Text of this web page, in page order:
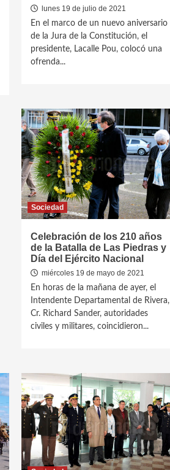
lunes 19 de julio de 2021
En el marco de un nuevo aniversario
de la Jura de la Constitución, el
presidente, Lacalle Pou, colocó una
ofrenda...
Sociedad
Celebración de los 210 años
de la Batalla de Las Piedras y
Día del Ejército Nacional
miércoles 19 de mayo de 2021
En horas de la mañana de ayer, el
Intendente Departamental de Rivera,
Cr. Richard Sander, autoridades
civiles y militares, coincidieron...